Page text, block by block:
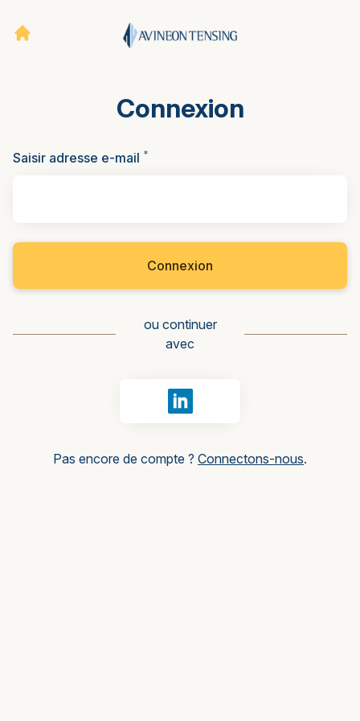
Connexion
Saisir adresse e-mail *
Connexion
ou continuer
avec
Se connecter avec LinkedIn
Pas encore de compte ? Connectons-nous.